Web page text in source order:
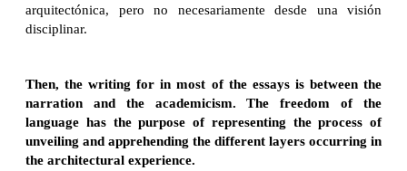
arquitectónica, pero no necesariamente desde una visión
disciplinar.
Then, the writing for in most of the essays is between the
narration and the academicism. The freedom of the
language has the purpose of representing the process of
unveiling and apprehending the different layers occurring in
the architectural experience.